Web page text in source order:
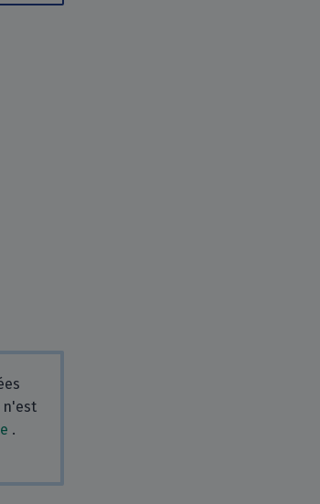
n'est
.